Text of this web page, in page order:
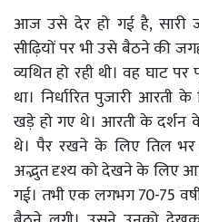
आज उसे देर हो गई है, सारी
सीढ़ियों पर भी उसे बैठने की
व्यथित हो रही थी। वह घाट
था। निर्धारित पुजारी आरती
खड़े हो गए थे। आरती के दर्शन
थे। पैर रखने के लिए तिल
अद्भुत दृश्य को देखने के लिए
गई। तभी एक लगभग70-75